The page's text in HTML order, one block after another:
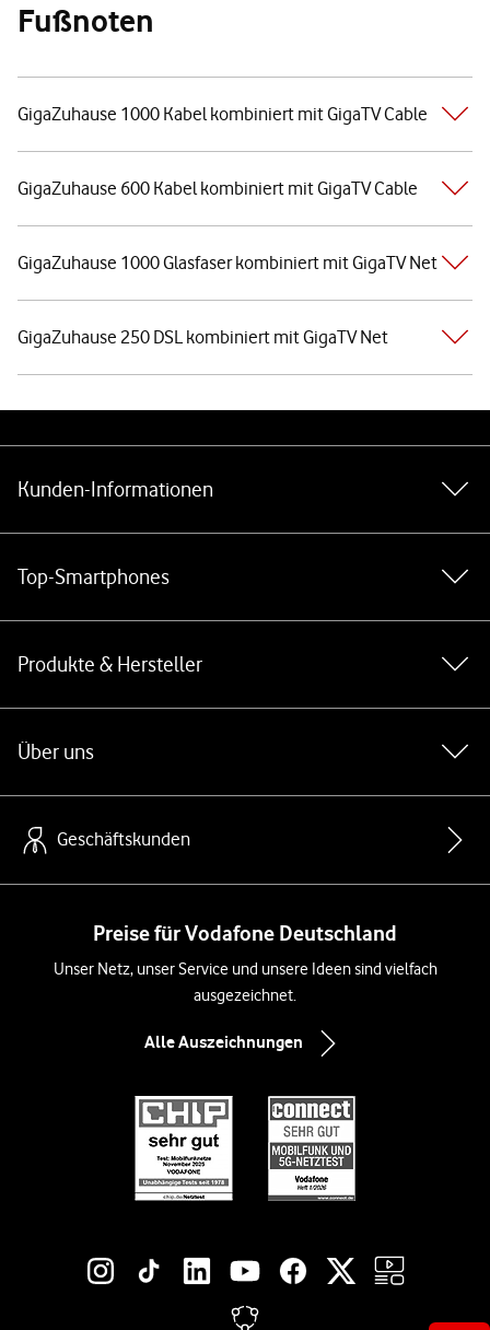
Fußnoten
GigaZuhause 1000 Kabel kombiniert mit GigaTV Cable
GigaZuhause 600 Kabel kombiniert mit GigaTV Cable
GigaZuhause 1000 Glasfaser kombiniert mit GigaTV Net
GigaZuhause 250 DSL kombiniert mit GigaTV Net
Kunden-Informationen
Top-Smartphones
Produkte & Hersteller
Über uns
Geschäftskunden
Preise für Vodafone Deutschland
Unser Netz, unser Service und unsere Ideen sind vielfach
ausgezeichnet.
Alle Auszeichnungen
Social-Media-Links